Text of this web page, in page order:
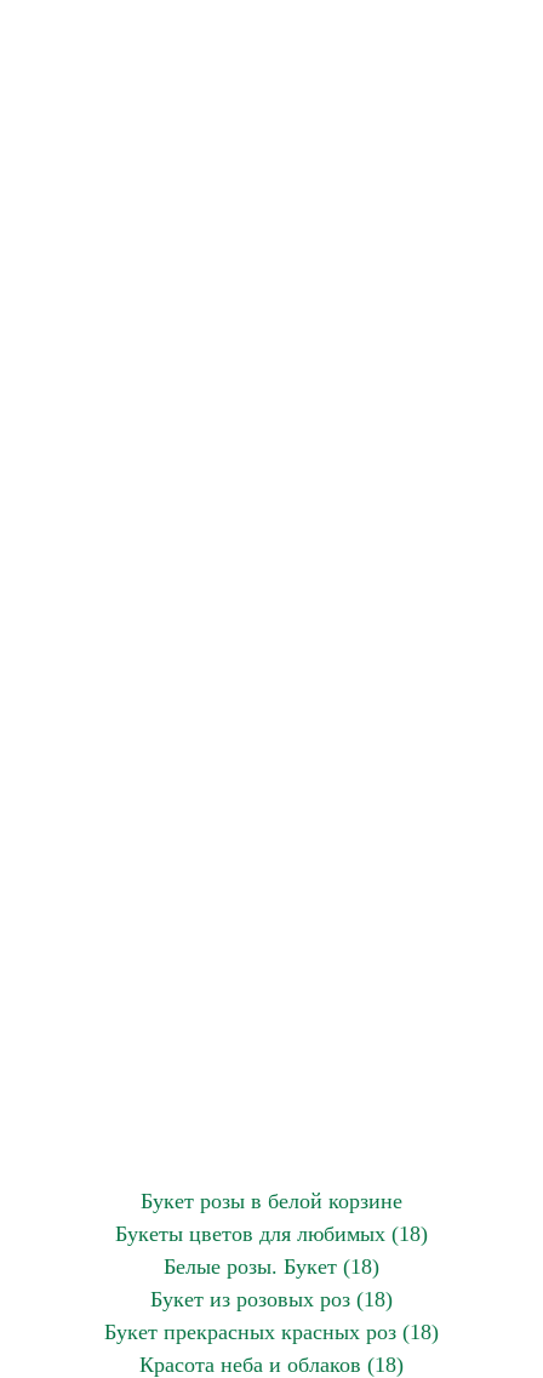
Букет розы в белой корзине
Букеты цветов для любимых (18)
Белые розы. Букет (18)
Букет из розовых роз (18)
Букет прекрасных красных роз (18)
Красота неба и облаков (18)